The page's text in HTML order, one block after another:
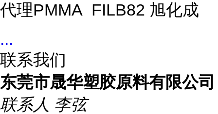
代理PMMA FILB82 旭化成
...
联系我们
东莞市晟华塑胶原料有限公司
联系人 李弦